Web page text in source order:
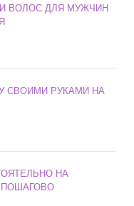
ВОЛОС ДЛЯ МУЖЧИН
СВОИМИ РУКАМИ НА
НА